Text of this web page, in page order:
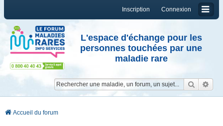
Connexion
Inscription
L'espace d'échange pour les
personnes touchées par une
maladie rare
Accueil du forum